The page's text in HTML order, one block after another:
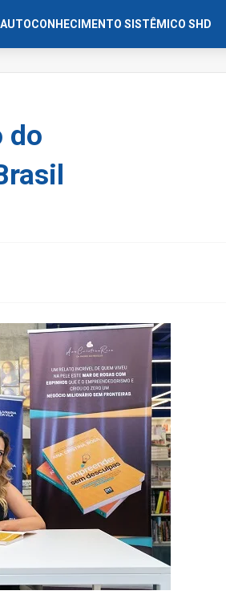
AUTOCONHECIMENTO SISTÊMICO SHD
do